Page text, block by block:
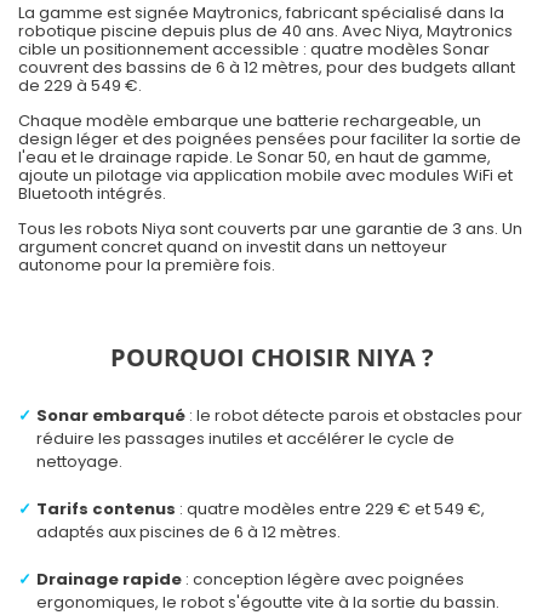
La gamme est signée Maytronics, fabricant spécialisé dans la
robotique piscine depuis plus de 40 ans. Avec Niya, Maytronics
cible un positionnement accessible : quatre modèles Sonar
couvrent des bassins de 6 à 12 mètres, pour des budgets allant
de 229 à 549 €.
Chaque modèle embarque une batterie rechargeable, un
design léger et des poignées pensées pour faciliter la sortie de
l'eau et le drainage rapide. Le Sonar 50, en haut de gamme,
ajoute un pilotage via application mobile avec modules WiFi et
Bluetooth intégrés.
Tous les robots Niya sont couverts par une garantie de 3 ans. Un
argument concret quand on investit dans un nettoyeur
autonome pour la première fois.
POURQUOI CHOISIR NIYA ?
Sonar embarqué : le robot détecte parois et obstacles pour
réduire les passages inutiles et accélérer le cycle de
nettoyage.
Tarifs contenus : quatre modèles entre 229 € et 549 €,
adaptés aux piscines de 6 à 12 mètres.
Drainage rapide : conception légère avec poignées
ergonomiques, le robot s'égoutte vite à la sortie du bassin.